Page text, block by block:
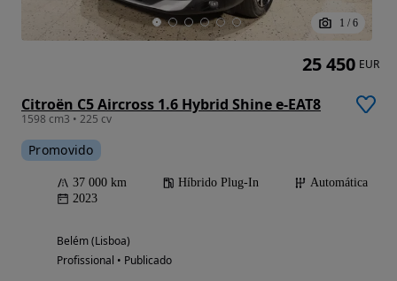
1 / 6
Citroën C5 Aircross 1.6 Hybrid Shine e-EAT8
1598 cm3 • 225 cv
Promovido
37 000 km Híbrido Plug-In
Automática
2023
Belém (Lisboa)
Profissional • Publicado
25 450 EUR